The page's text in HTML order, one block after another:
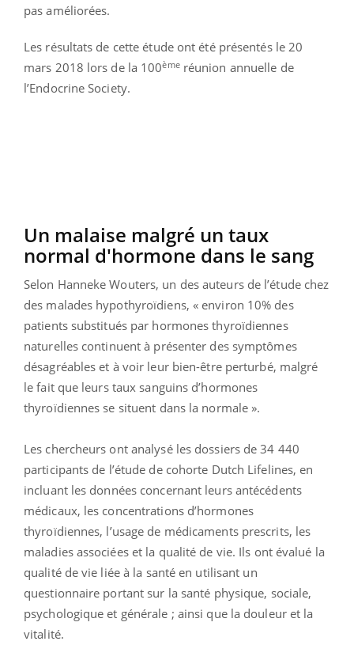
pas améliorées.
Les résultats de cette étude ont été présentés le 20
mars 2018 lors de la 100èmeréunion annuelle de
l’Endocrine Society.
Un malaise malgré un taux
normal d'hormone dans le sang
Selon Hanneke Wouters, un des auteurs de l’étude chez
des malades hypothyroïdiens, « environ 10% des
patients substitués par hormones thyroïdiennes
naturelles continuent à présenter des symptômes
désagréables et à voir leur bien-être perturbé, malgré
le fait que leurs taux sanguins d’hormones
thyroïdiennes se situent dans la normale ».
Les chercheurs ont analysé les dossiers de 34 440
participants de l’étude de cohorte Dutch Lifelines, en
incluant les données concernant leurs antécédents
médicaux, les concentrations d’hormones
thyroïdiennes, l’usage de médicaments prescrits, les
maladies associées et la qualité de vie. Ils ont évalué la
qualité de vie liée à la santé en utilisant un
questionnaire portant sur la santé physique, sociale,
psychologique et générale ; ainsi que la douleur et la
vitalité.